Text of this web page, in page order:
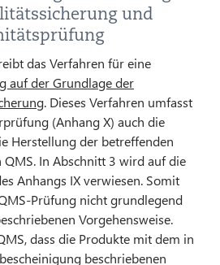
und
das Verfahren für eine
auf der Grundlage der
. Dieses Verfahren umfasst
(Anhang X) auch die
Herstellung der betreffenden
In Abschnitt 3 wird auf die
Anhangs IX verwiesen. Somit
Prüfung nicht grundlegend
Vorgehensweise.
dass die Produkte mit dem in
beschriebenen